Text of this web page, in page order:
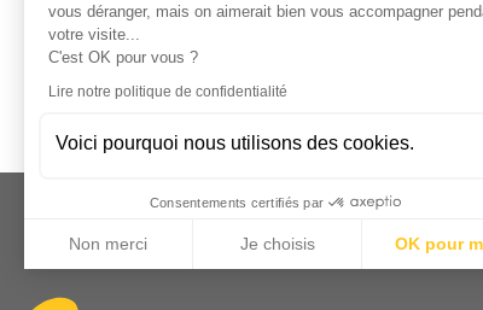
vous déranger, mais on aimerait bien vous accompagner
votre visite...
C'est OK pour vous ?
Lire notre politique de confidentialité
Voici pourquoi nous utilisons des cookies.
Consentements certifiés par
Non merci Je choisis OK pour
Plateforme de Gestion du Consentement :
MATERIEL ELECTRIQUE/GAZ
HYGIENE
CHAUSSURES